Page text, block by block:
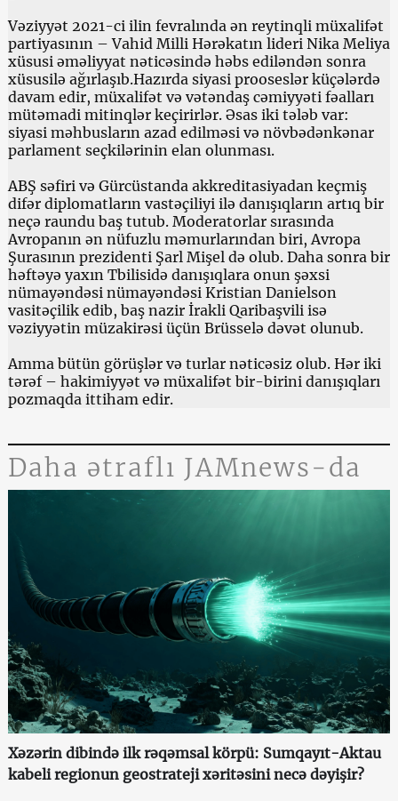
Vəziyyət 2021-ci ilin fevralında ən reytinqli müxalifət
partiyasının – Vahid Milli Hərəkatın lideri Nika Meliya
xüsusi əməliyyat nəticəsində həbs ediləndən sonra
xüsusilə ağırlaşıb.Hazırda siyasi prooseslər küçələrdə
davam edir, müxalifət və vətəndaş cəmiyyəti fəalları
mütəmadi mitinqlər keçirirlər. Əsas iki tələb var:
siyasi məhbusların azad edilməsi və növbədənkənar
parlament seçkilərinin elan olunması.
ABŞ səfiri və Gürcüstanda akkreditasiyadan keçmiş
difər diplomatların vastəçiliyi ilə danışıqların artıq bir
neçə raundu baş tutub. Moderatorlar sırasında
Avropanın ən nüfuzlu məmurlarından biri, Avropa
Şurasının prezidenti Şarl Mişel də olub. Daha sonra bir
həftəyə yaxın Tbilisidə danışıqlara onun şəxsi
nümayəndəsi nümayəndəsi Kristian Danielson
vasitəçilik edib, baş nazir İrakli Qaribaşvili isə
vəziyyətin müzakirəsi üçün Brüsselə dəvət olunub.
Amma bütün görüşlər və turlar nəticəsiz olub. Hər iki
tərəf – hakimiyyət və müxalifət bir-birini danışıqları
pozmaqda ittiham edir.
Daha ətraflı JAMnews-da
Xəzərin dibində ilk rəqəmsal körpü: Sumqayıt-Aktau
kabeli regionun geostrateji xəritəsini necə dəyişir?